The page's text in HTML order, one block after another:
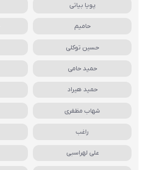
پویا بیاتی
حامیم
حسین توکلی
حمید حامی
حمید هیراد
شهاب مظفری
راغب
علی لهراسبی